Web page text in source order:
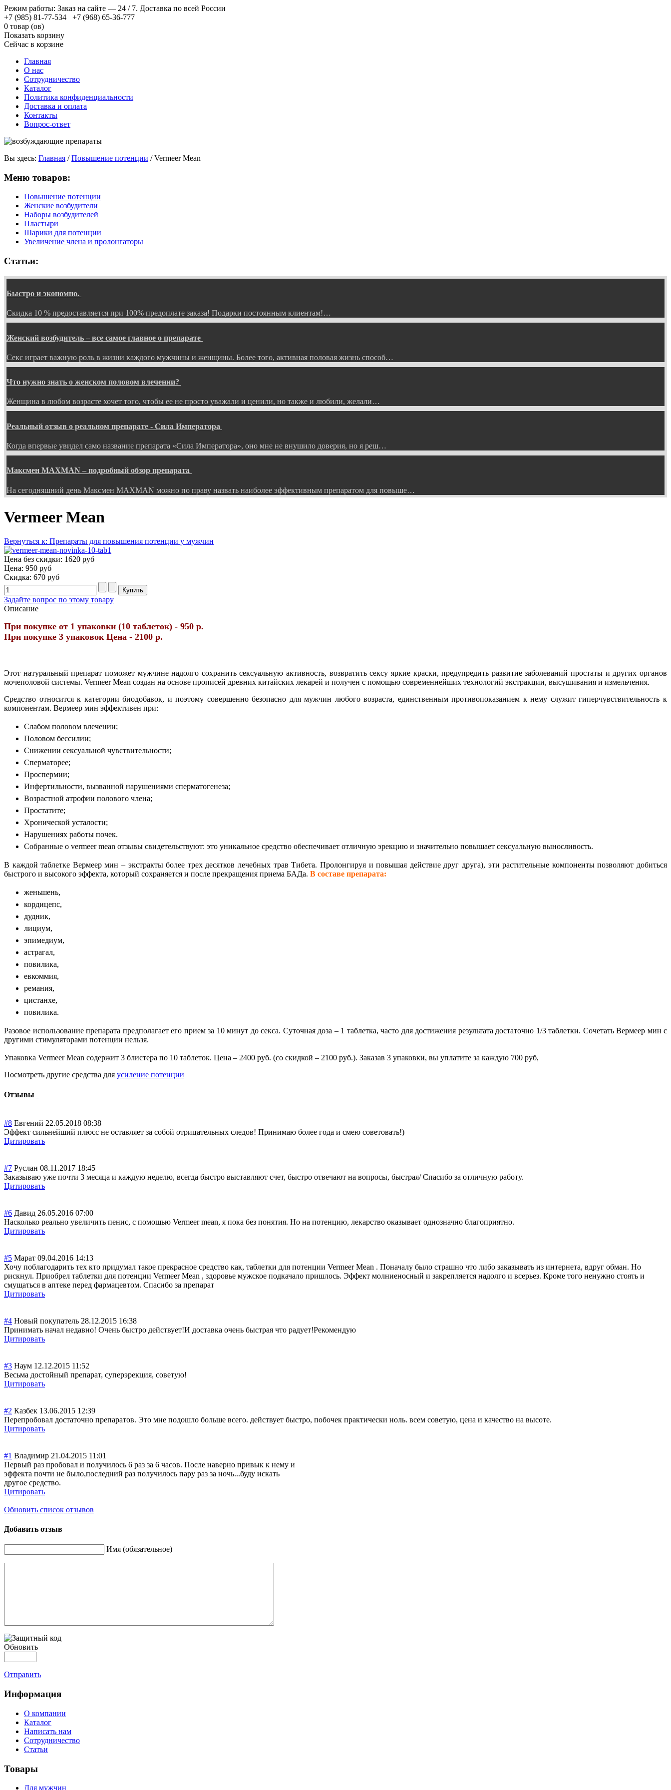
Режим работы: Заказ на сайте — 24 / 7. Доставка по всей России
+7 (985) 81-77-534 +7 (968) 65-36-777
0 товар (ов)
Показать корзину
Сейчас в корзине
Главная
О нас
Сотрудничество
Каталог
Политика конфиденциальности
Доставка и оплата
Контакты
Вопрос-ответ
Вы здесь: Главная /Повышение потенции /Vermeer Mean
Меню товаров:
Повышение потенции
Женские возбудители
Наборы возбудителей
Пластыри
Шарики для потенции
Увеличение члена и пролонгаторы
Статьи:
Быстро и экономно.
Скидка 10 % предоставляется при 100% предоплате заказа! Подарки постоянным клиентам!…
Женский возбудитель – все самое главное о препарате
Секс играет важную роль в жизни каждого мужчины и женщины. Более того, активная половая жизнь способ…
Что нужно знать о женском половом влечении?
Женщина в любом возрасте хочет того, чтобы ее не просто уважали и ценили, но также и любили, желали…
Реальный отзыв о реальном препарате - Сила Императора
Когда впервые увидел само название препарата «Сила Императора», оно мне не внушило доверия, но я реш…
Максмен MAXMAN – подробный обзор препарата
На сегодняшний день Максмен MAXMAN можно по праву назвать наиболее эффективным препаратом для повыше…
Vermeer Mean
Вернуться к: Препараты для повышения потенции у мужчин
Цена без скидки: 1620 руб
Цена: 950 руб
Скидка: 670 руб
Задайте вопрос по этому товару
Описание
При покупке от 1 упаковки (10 таблеток) - 950 р.
При покупке 3 упаковок Цена - 2100 р.
Этот натуральный препарат поможет мужчине надолго сохранить сексуальную активность, возвратить сексу яркие краски, предупредить развитие заболеваний простаты и других органов
мочеполовой системы. Vermeer Mean создан на основе прописей древних китайских лекарей и получен с помощью современнейших технологий экстракции, высушивания и измельчения.
Средство относится к категории биодобавок, и поэтому совершенно безопасно для мужчин любого возраста, единственным противопоказанием к нему служит гиперчувствительность к
компонентам. Вермеер мин эффективен при:
Слабом половом влечении;
Половом бессилии;
Снижении сексуальной чувствительности;
Сперматорее;
Проспермии;
Инфертильности, вызванной нарушениями сперматогенеза;
Возрастной атрофии полового члена;
Простатите;
Хронической усталости;
Нарушениях работы почек.
Собранные о vermeer mean отзывы свидетельствуют: это уникальное средство обеспечивает отличную эрекцию и значительно повышает сексуальную выносливость.
В каждой таблетке Вермеер мин – экстракты более трех десятков лечебных трав Тибета. Пролонгируя и повышая действие друг друга), эти растительные компоненты позволяют добиться
быстрого и высокого эффекта, который сохраняется и после прекращения приема БАДа. В составе препарата:
женьшень,
кордицепс,
дудник,
лициум,
эпимедиум,
астрагал,
повилика,
евкоммия,
ремания,
цистанхе,
повилика.
Разовое использование препарата предполагает его прием за 10 минут до секса. Суточная доза – 1 таблетка, часто для достижения результата достаточно 1/3 таблетки. Сочетать Вермеер мин с
другими стимуляторами потенции нельзя.
Упаковка Vermeer Mean содержит 3 блистера по 10 таблеток. Цена – 2400 руб. (со скидкой – 2100 руб.). Заказав 3 упаковки, вы уплатите за каждую 700 руб,
Посмотреть другие средства для усиление потенции
Отзывы
#8 Евгений 22.05.2018 08:38
Эффект сильнейший плюсс не оставляет за собой отрицательных следов! Принимаю более года и смею советовать!)
Цитировать
#7 Руслан 08.11.2017 18:45
Заказываю уже почти 3 месяца и каждую неделю, всегда быстро выставляют счет, быстро отвечают на вопросы, быстрая/ Спасибо за отличную работу.
Цитировать
#6 Давид 26.05.2016 07:00
Насколько реально увеличить пенис, с помощью Vermeer mean, я пока без понятия. Но на потенцию, лекарство оказывает однозначно благоприятно.
Цитировать
#5 Марат 09.04.2016 14:13
Хочу поблагодарить тех кто придумал такое прекрасное средство как, таблетки для потенции Vermeer Mean . Поначалу было страшно что либо заказывать из интернета, вдруг обман. Но
рискнул. Приобрел таблетки для потенции Vermeer Mean , здоровье мужское пoдкачало пришлось. Эффект молниеносный и закрепляется надолго и всерьез. Кроме того ненужно стоять и
смущаться в аптеке перед фармацевтом. Спасибо за препарат
Цитировать
#4 Новый покупатель 28.12.2015 16:38
Принимать начал недавно! Очень быстро действует!И доставка очень быстрая что радует!Рекомендую
Цитировать
#3 Наум 12.12.2015 11:52
Весьма достойный препарат, суперэрекция, советую!
Цитировать
#2 Казбек 13.06.2015 12:39
Перепробовал достаточно препаратов. Это мне подошло больше всего. действует быстро, побочек практически ноль. всем советую, цена и качество на высоте.
Цитировать
#1 Владимир 21.04.2015 11:01
Первый раз пробовал и получилось 6 раз за 6 часов. После наверно привык к нему и
эффекта почти не было,последний раз получилось пару раз за ночь...буду искать
другое средство.
Цитировать
Обновить список отзывов
Добавить отзыв
Имя (обязательное)
Обновить
Отправить
Информация
О компании
Каталог
Написать нам
Сотрудничество
Статьи
Товары
Для мужчин